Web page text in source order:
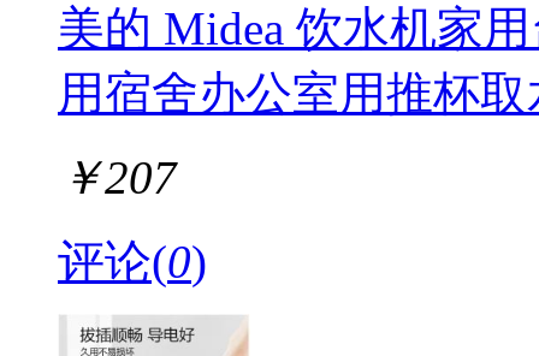
美的 Midea 饮水机家
用宿舍办公室用推杯
￥207
评论(0)